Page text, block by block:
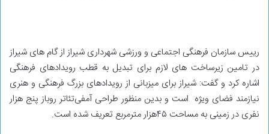
رییس سازمان فرهنگی اجتماعی و ورزشی شهرداری شیراز از گام های شیراز
در تامین زیرساخت های لازم برای تبدیل به قطب رویدادهای فرهنگی
اشاره کرد و گفت: شیراز برای میزبانی از رویدادهای بزرگ فرهنگی و هنری
نیازمند فضای ویژه است و بدین منظور طراحی آمفی‌تئاتر روباز پنج هزار
نفری در زمینی به مساحت ۴۵‌هزار مترمربع تعریف شده است.